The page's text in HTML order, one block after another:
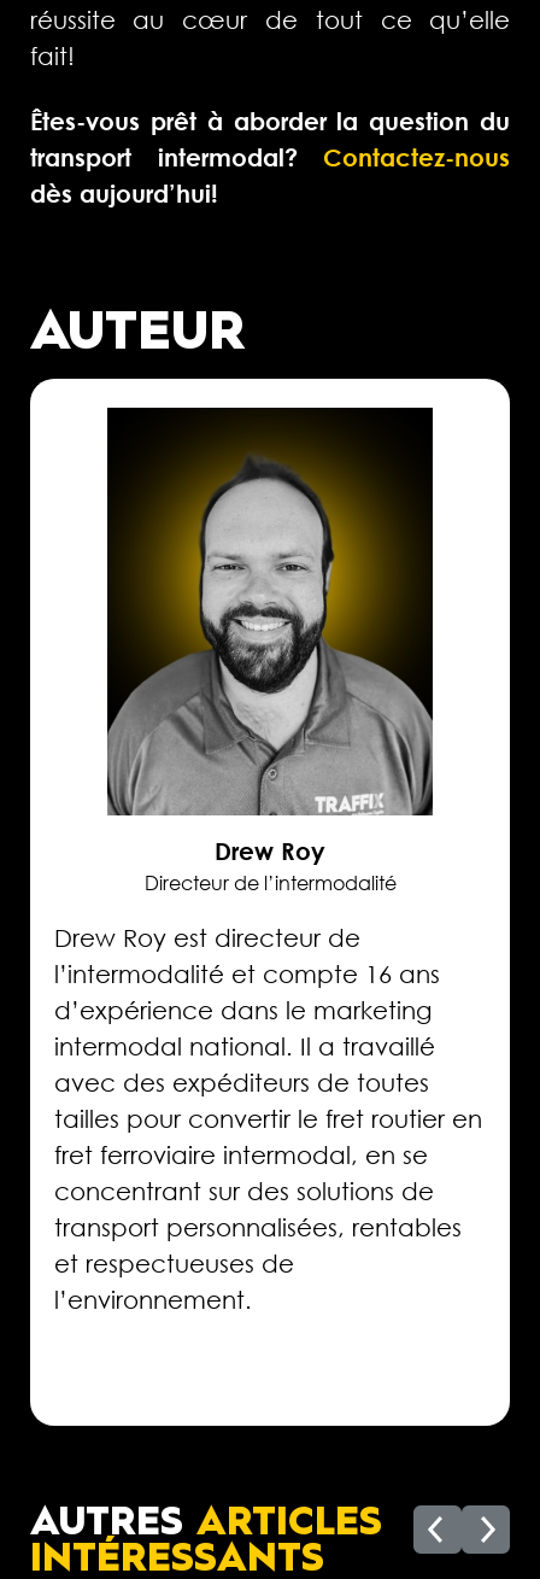
réussite au cœur de tout ce qu’elle
fait!
Êtes-vous prêt à aborder la question du
transport intermodal? Contactez-nous
dès aujourd’hui!
AUTEUR
Drew Roy
Directeur de l’intermodalité
Drew Roy est directeur de
l’intermodalité et compte 16 ans
d’expérience dans le marketing
intermodal national. Il a travaillé
avec des expéditeurs de toutes
tailles pour convertir le fret routier en
fret ferroviaire intermodal, en se
concentrant sur des solutions de
transport personnalisées, rentables
et respectueuses de
l’environnement.
AUTRES ARTICLES
INTÉRESSANTS